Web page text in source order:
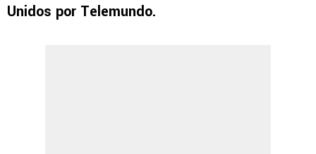
Unidos por Telemundo.